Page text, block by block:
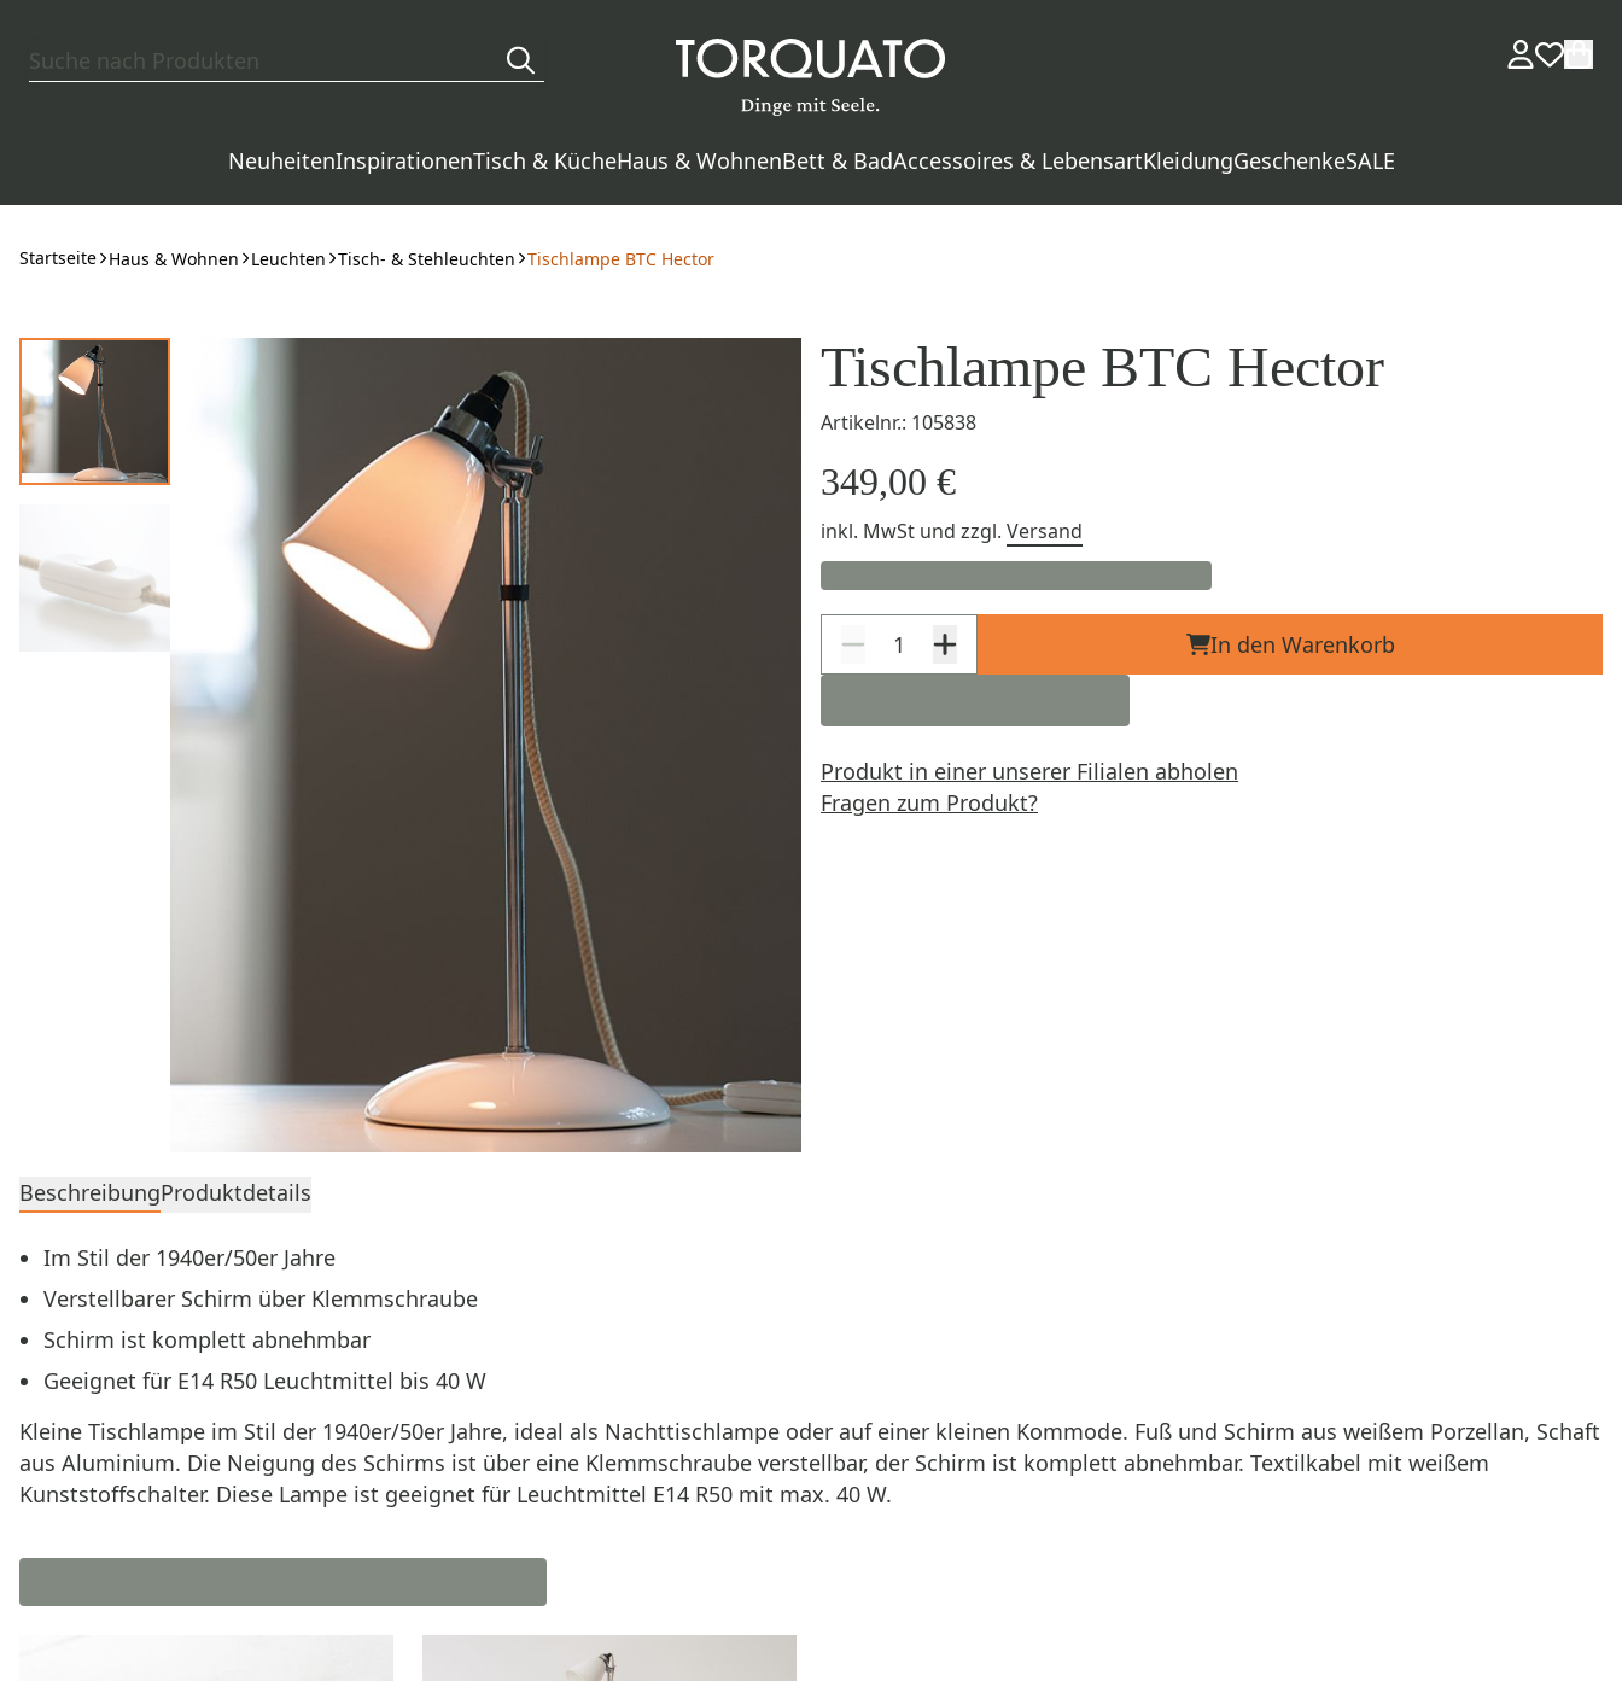
NeuheitenInspirationenTisch & KücheHaus & WohnenBett & BadAccessoires & LebensartKleidungGeschenkeSALE
Startseite Haus & Wohnen Leuchten Tisch- & Stehleuchten Tischlampe BTC Hector
Tischlampe BTC Hector
Artikelnr.: 105838
349,00 €
inkl. MwSt und zzgl. Versand
In den Warenkorb
Produkt in einer unserer Filialen abholen
Fragen zum Produkt?
BeschreibungProduktdetails
Im Stil der 1940er/50er Jahre
Verstellbarer Schirm über Klemmschraube
Schirm ist komplett abnehmbar
Geeignet für E14 R50 Leuchtmittel bis 40 W
Kleine Tischlampe im Stil der 1940er/50er Jahre, ideal als Nachttischlampe oder auf einer kleinen Kommode. Fuß und Schirm aus weißem Porzellan, Schaft
aus Aluminium. Die Neigung des Schirms ist über eine Klemmschraube verstellbar, der Schirm ist komplett abnehmbar. Textilkabel mit weißem
Kunststoffschalter. Diese Lampe ist geeignet für Leuchtmittel E14 R50 mit max. 40 W.